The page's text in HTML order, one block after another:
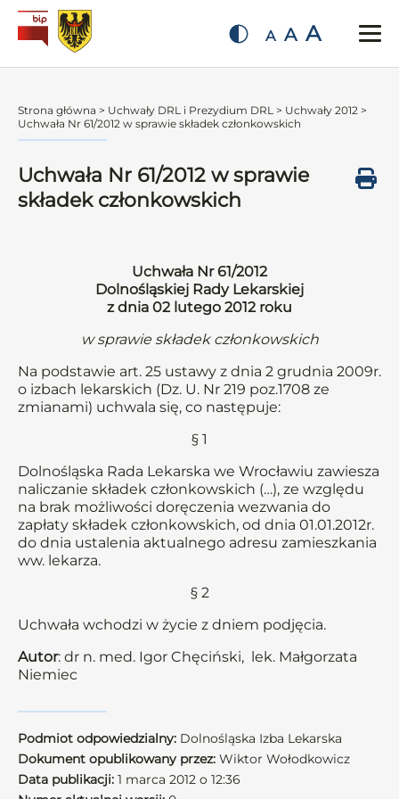
A A A
Strona główna > Uchwały DRL i Prezydium DRL > Uchwały 2012 >
Uchwała Nr 61/2012 w sprawie składek członkowskich
Uchwała Nr 61/2012 w sprawie
składek członkowskich
Uchwała Nr 61/2012
Dolnośląskiej Rady Lekarskiej
z dnia 02 lutego 2012 roku
w sprawie składek członkowskich
Na podstawie art. 25 ustawy z dnia 2 grudnia 2009r.
o izbach lekarskich (Dz. U. Nr 219 poz.1708 ze
zmianami) uchwala się, co następuje:
§ 1
Dolnośląska Rada Lekarska we Wrocławiu zawiesza
naliczanie składek członkowskich (…), ze względu
na brak możliwości doręczenia wezwania do
zapłaty składek członkowskich, od dnia 01.01.2012r.
do dnia ustalenia aktualnego adresu zamieszkania
ww. lekarza.
§ 2
Uchwała wchodzi w życie z dniem podjęcia.
Autor: dr n. med. Igor Chęciński, lek. Małgorzata
Niemiec
Podmiot odpowiedzialny: Dolnośląska Izba Lekarska
Dokument opublikowany przez: Wiktor Wołodkowicz
Data publikacji: 1 marca 2012 o 12:36